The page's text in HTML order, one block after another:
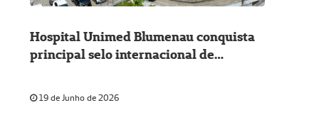
Hospital Unimed Blumenau conquista
principal selo internacional de
19 de Junho de 2026